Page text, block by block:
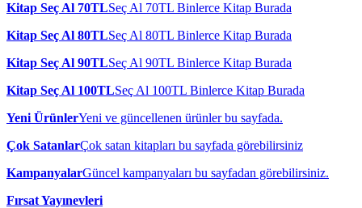
Kitap Seç Al 70TLSeç Al 70TL Binlerce Kitap Burada
Kitap Seç Al 80TLSeç Al 80TL Binlerce Kitap Burada
Kitap Seç Al 90TLSeç Al 90TL Binlerce Kitap Burada
Kitap Seç Al 100TLSeç Al 100TL Binlerce Kitap Burada
Yeni ÜrünlerYeni ve güncellenen ürünler bu sayfada.
Çok SatanlarÇok satan kitapları bu sayfada görebilirsiniz
KampanyalarGüncel kampanyaları bu sayfadan görebilirsiniz.
Fırsat Yayınevleri